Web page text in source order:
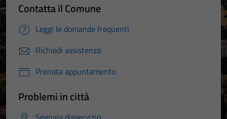
Contatta il Comune
Leggi le domande frequenti
Richiedi assistenza
Prenota appuntamento
Problemi in città